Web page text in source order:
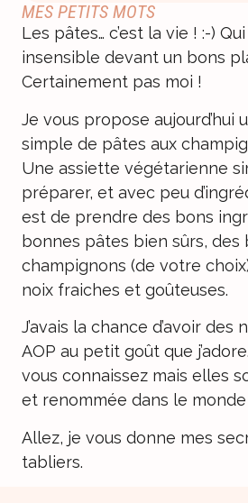
MES PETITS MOTS
Les pâtes… c’est la vie ! :-)
insensible devant un bons
Certainement pas moi !
Je vous propose aujourd’hui
simple de pâtes aux
Une assiette végétarienne
préparer, et avec peu
est de prendre des bons
bonnes pâtes bien sûrs, des
champignons (de votre
noix fraiches et goûteuses.
J’avais la chance d’avoir des
AOP au petit goût que
vous connaissez mais elles
et renommée dans le monde
Allez, je vous donne mes
tabliers.